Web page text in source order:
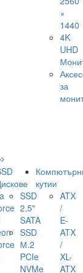
×
1440
4K
UHD
за
SSD
2.5"
SATA
SSD
М.2
PCIe
NVMe
кутии
ATX
/
E-
ATX
/
XL-
ATX